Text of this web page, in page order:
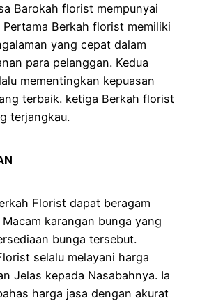
Barokah florist mempunyai
Berkah florist memiliki
yang cepat dalam
para pelanggan. Kedua
mementingkan kepuasan
terbaik. ketiga Berkah florist
terjangkau.
Florist dapat beragam
karangan bunga yang
bunga tersebut.
selalu melayani harga
Jelas kepada Nasabahnya. Ia
harga jasa dengan akurat